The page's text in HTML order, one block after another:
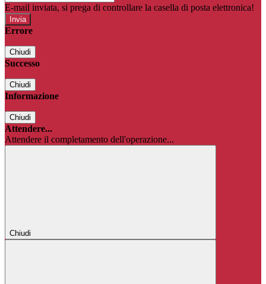
E-mail inviata, si prega di controllare la casella di posta elettronica!
Errore
Chiudi
Successo
Chiudi
Informazione
Chiudi
Attendere...
Attendere il completamento dell'operazione...
Chiudi